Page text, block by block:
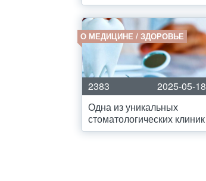
О МЕДИЦИНЕ / ЗДОРОВЬЕ
2383
2025-05-18
Одна из уникальных
стоматологических клиник